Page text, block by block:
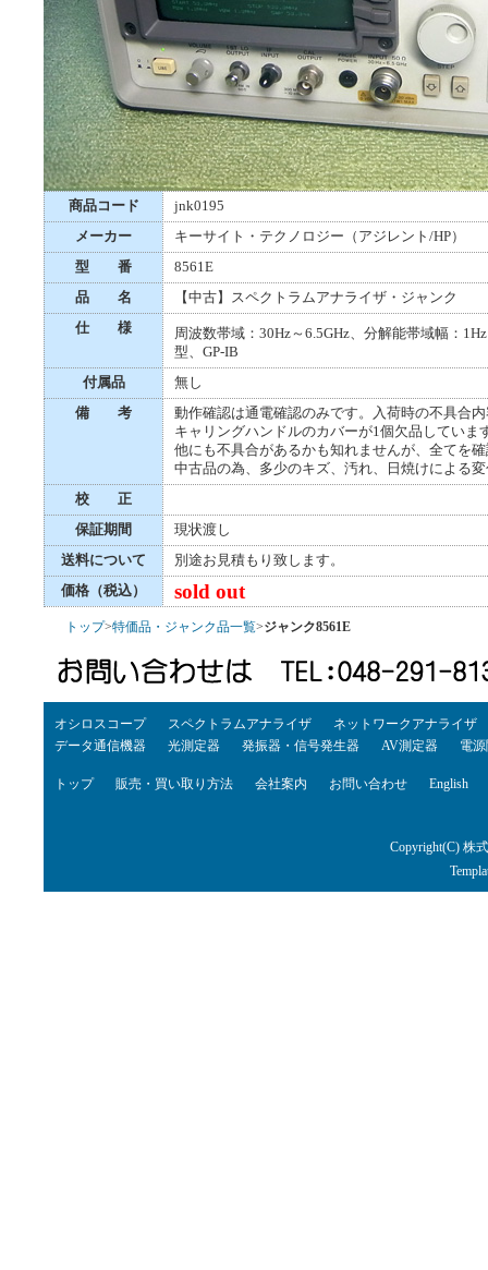
商品コード
jnk0195
メーカー
キーサイト・テクノロジー（アジレント/HP）
型 番
8561E
品 名
【中古】スペクトラムアナライザ・ジャンク
仕 様
周波数帯域：30Hz～6.5GHz、分解能帯域幅：
型、GP-IB
付属品
無し
備 考
動作確認は通電確認のみです。入荷時の不具合
キャリングハンドルのカバーが1個欠品していま
他にも不具合があるかも知れませんが、全てを
中古品の為、多少のキズ、汚れ、日焼けによる
校 正
保証期間
現状渡し
送料について
別途お見積もり致します。
価格（税込）
sold out
トップ>特価品・ジャンク品一覧>ジャンク8561E
オシロスコープ スペクトラムアナライザ
ネットワークアナライザ
データ通信機器
光測定器 発振器・信号発生器 AV測定器 電
トップ 販売・買い取り方法 会社案内 お問い合わせ English
Copyright(C) 株